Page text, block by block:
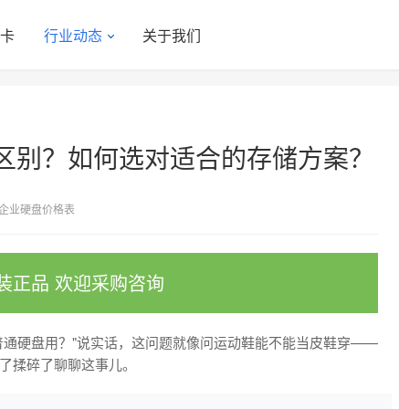
行业动态 关于我们
？如何选对适合的存储方案？
业硬盘价格表
正品 欢迎采购咨询
硬盘用？"说实话，这问题就像问运动鞋能不能当皮鞋穿——
揉碎了聊聊这事儿。